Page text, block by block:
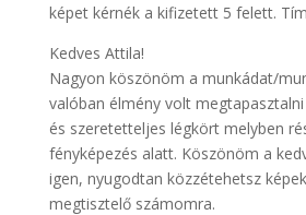
képet kérnék a kifizetett 5 felett.
Kedves Attila!
Nagyon köszönöm a munkádat/
valóban élmény volt
és szeretetteljes légkört melyben
fényképezés alatt. Köszönöm a
igen, nyugodtan közzétehetsz
megtisztelő számomra.